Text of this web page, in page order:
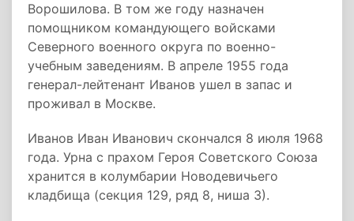
Ворошилова. В том же году назначен
помощником командующего войсками
Северного военного округа по военно-
учебным заведениям. В апреле 1955 года
генерал-лейтенант Иванов ушел в запас и
проживал в Москве.
Иванов Иван Иванович скончался 8 июля 1968
года. Урна с прахом Героя Советского Союза
хранится в колумбарии Новодевичьего
кладбища (секция 129, ряд 8, ниша 3).